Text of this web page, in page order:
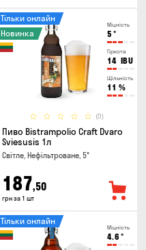
Міцність
5 °
Гіркота
14 IBU
Щільність
11 %
(0)
Тільки онлайн
Новинка
Пиво Bistrampolio Craft Dvaro
Sviesusis 1л
Світле, Нефільтроване, 5°
187,50
грн за 1 шт
Міцність
4.6 °
Тільки онлайн